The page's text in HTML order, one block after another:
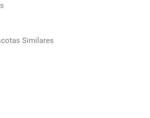
Similares